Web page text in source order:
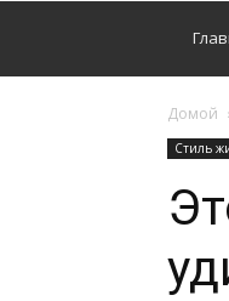
Домой
Стиль